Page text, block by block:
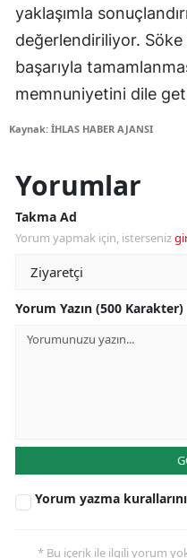
yaklaşımla
değerlendiriliyor.
başarıyla
memnuniyetini dile
Kaynak: İHLAS HABER AJANSI
Yorumlar
Takma Ad
Yorum yapmak için, isterseniz
Yorum Yazın (500 Karakter)
Yorum yazma kurallarını
* Bu içerik ile ilgili yorum